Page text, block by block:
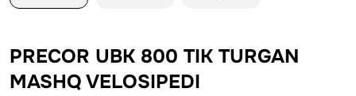
PRECOR UBK 800 TIK TURGAN
MASHQ VELOSIPEDI